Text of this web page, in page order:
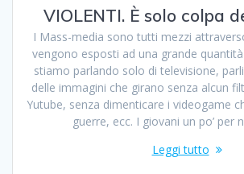
VIOLENTI. È solo colpa
I Mass-media sono tutti mezzi
vengono esposti ad una grande
stiamo parlando solo di televisione,
delle immagini che girano senza alcun
Yutube, senza dimenticare i videogame
guerre, ecc. I giovani un po’ per
Leggi tutto